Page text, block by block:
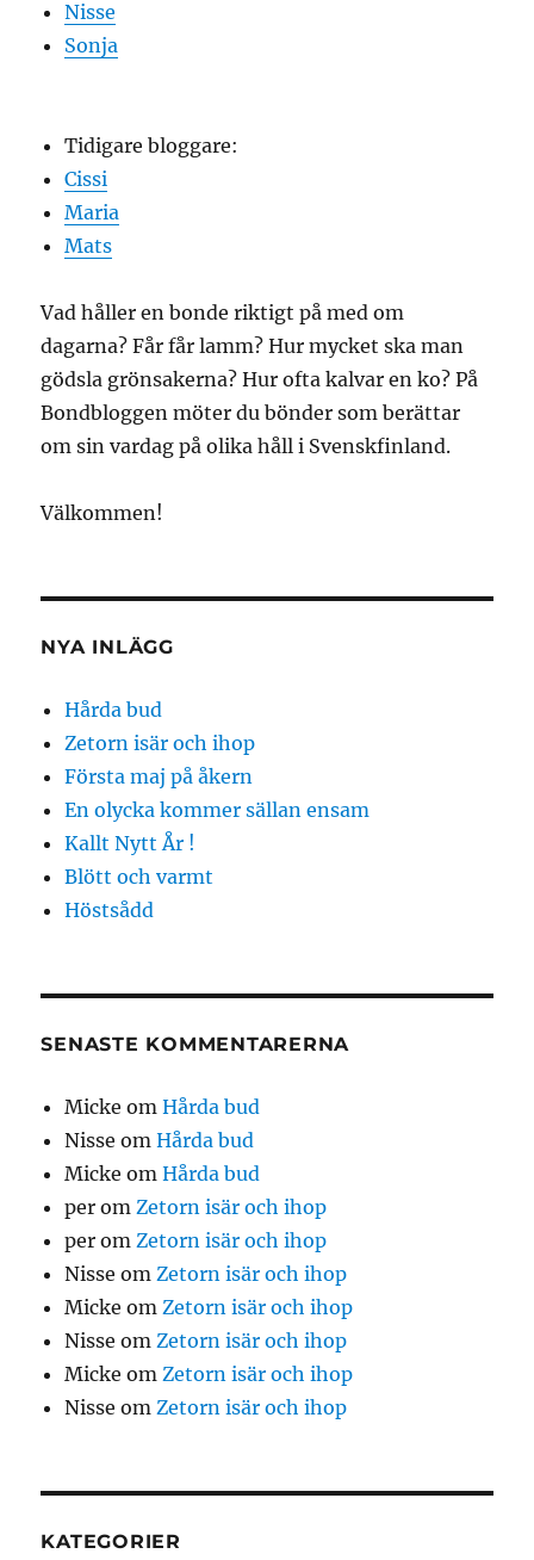
Nisse
Sonja
Tidigare bloggare:
Cissi
Maria
Mats
Vad håller en bonde riktigt på med om
dagarna? Får får lamm? Hur mycket ska man
gödsla grönsakerna? Hur ofta kalvar en ko? På
Bondbloggen möter du bönder som berättar
om sin vardag på olika håll i Svenskfinland.
Välkommen!
NYA INLÄGG
Hårda bud
Zetorn isär och ihop
Första maj på åkern
En olycka kommer sällan ensam
Kallt Nytt År !
Blött och varmt
Höstsådd
SENASTE KOMMENTARERNA
Micke omHårda bud
Nisse omHårda bud
Micke omHårda bud
per omZetorn isär och ihop
per omZetorn isär och ihop
Nisse omZetorn isär och ihop
Micke omZetorn isär och ihop
Nisse omZetorn isär och ihop
Micke omZetorn isär och ihop
Nisse omZetorn isär och ihop
KATEGORIER